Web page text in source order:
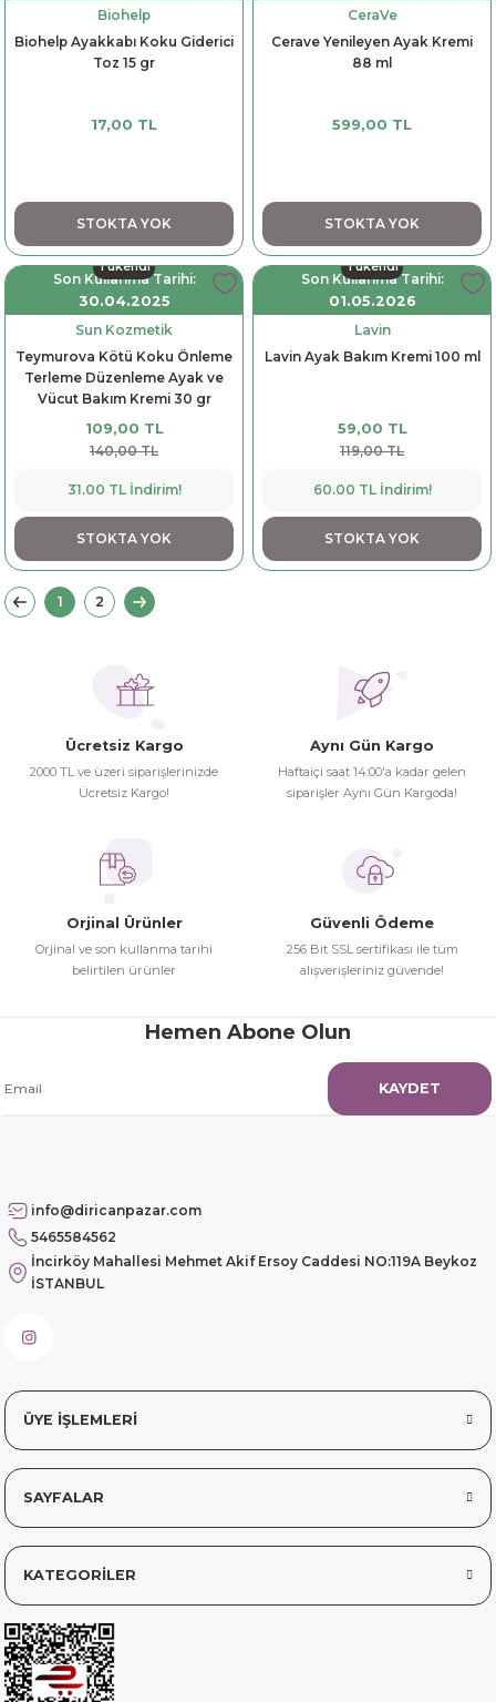
Biohelp
Biohelp Ayakkabı Koku Giderici
Toz 15 gr
17,00 TL
STOKTA YOK
CeraVe
Cerave Yenileyen Ayak Kremi
88 ml
599,00 TL
STOKTA YOK
Tükendi
Son Kullanma Tarihi:
30.04.2025
Sun Kozmetik
Teymurova Kötü Koku Önleme
Terleme Düzenleme Ayak ve
Vücut Bakım Kremi 30 gr
109,00 TL
140,00 TL
31.00 TL İndirim!
STOKTA YOK
Tükendi
Son Kullanma Tarihi:
01.05.2026
Lavin
Lavin Ayak Bakım Kremi 100 ml
59,00 TL
119,00 TL
60.00 TL İndirim!
STOKTA YOK
1 2
Ücretsiz Kargo
2000 TL ve üzeri siparişlerinizde
Ücretsiz Kargo!
Aynı Gün Kargo
Haftaiçi saat 14:00'a kadar gelen
siparişler Aynı Gün Kargoda!
Orjinal Ürünler
Orjinal ve son kullanma tarihi
belirtilen ürünler
Güvenli Ödeme
256 Bit SSL sertifikası ile tüm
alışverişleriniz güvende!
Hemen Abone Olun
KAYDET
info@diricanpazar.com
5465584562
İncirköy Mahallesi Mehmet Akif Ersoy Caddesi NO:119A Beykoz
İSTANBUL
ÜYE İŞLEMLERİ
SAYFALAR
KATEGORİLER